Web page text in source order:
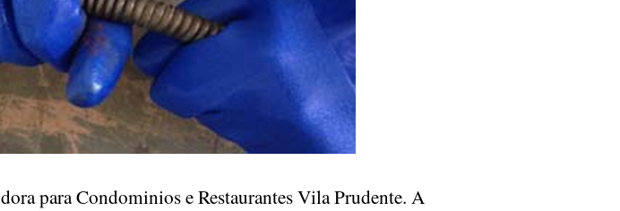
para Condominios e Restaurantes Vila Prudente. A